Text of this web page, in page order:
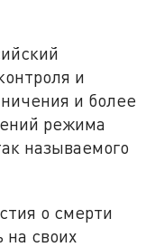
и
и более
режима
называемого
о смерти
на своих